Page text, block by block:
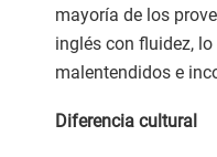
mayoría de los
inglés con fluidez,
malentendidos e
Diferencia cultural